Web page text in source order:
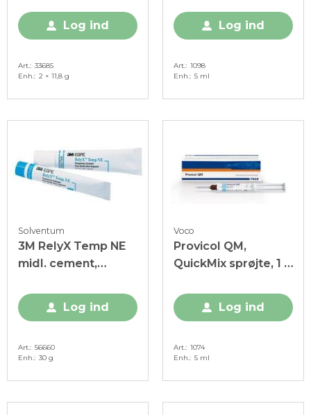
Log ind
Art. 33685
Enh. 2 × 11,8 g
Log ind
Art. 1098
Enh. 5 ml
Solventum
3M RelyX Temp NE
midl. cement,
sæt
Log ind
Art.
56660
Enh.
30 g
Voco
Provicol QM,
QuickMix sprøjte, 1 x
Log ind
Art.
1074
Enh.
5 ml